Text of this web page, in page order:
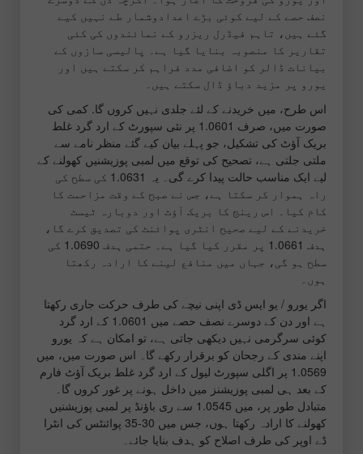
نصف حصے کے لیے کوئی بڑے اعدادوشمار طے نہیں کیے
گئے ہیں، تاہم فیڈرل ریزرو کے نمائندوں کی کئی
تقاریر کا منصوبہ بنایا گیا ہے۔ پالیسی سازوں کے
بیانات ڈالر کو اضافی مدد فراہم کر سکتے ہیں اور
یورو پر مزید دباؤ ڈال سکتے ہیں۔
اس طرح، میں خریدنے کے لئے جلدی نہیں کروں گا. کمی کی
صورت میں، صرف 1.0601 پر نئی سپورٹ کے ارد گرد غلط
بریک آؤٹ کی تشکیل، جو پہلے بیان کیے گئے منظر نامے سے
ملتی جلتی ہے، تصحیح کی توقع میں لمبی پوزیشنیں کھولنے کے
لیے ایک مناسب حالت پیدا کرے گی۔ یہ 1.0631 کی سطح کی
راہ ہموار کر سکتا ہے، جس نے صبح کے وقت مزاحمت کا
کام کیا۔ اس رینج کا بریک آؤٹ اور دوبارہ ٹیسٹ
خریدنے کے لیے صحیح انٹری پوائنٹ کی تصدیق کرے گا،
ہدف 1.0661 پر مقرر کیا گیا ہے۔ حتمی ہدف 1.0690 کی
سطح ہو گی، جہاں میں منافع لینے کا ارادہ رکھتا
ہوں۔
اگر یورو / یو ایس ڈی اپنی نیچے کی طرف حرکت جاری رکھتا
ہے اور دن کے دوسرے نصف حصے میں 1.0601 کے ارد گرد
کوئی سرگرمی نہیں دیکھی جاتی ہے، تو امکان ہے کہ یورو
اپنے مندی کے رجحان کو برقرار رکھے گا۔ اس صورت میں، میں
1.0569 پر اگلی سپورٹ لیول کے ارد گرد غلط بریک آؤٹ فارم
کے بعد ہی لمبی پوزیشنز میں داخل ہونے پر غور کروں گا۔
متبادل طور پر، میں 1.0545 سے ری باؤنڈ پر لمبی پوزیشنیں
کھولنے کا ارادہ رکھتا ہوں، جس میں 30-35 پوائنٹس کی انٹرا
ڈے اوپر کی طرف اصلاح کو ہدف بنایا جائے۔